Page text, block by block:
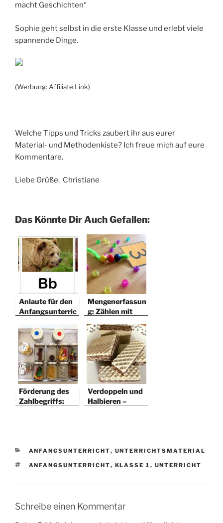
macht Geschichten“
Sophie geht selbst in die erste Klasse und erlebt viele
spannende Dinge.
(Werbung: Affiliate Link)
Welche Tipps und Tricks zaubert ihr aus eurer
Material- und Methodenkiste? Ich freue mich auf eure
Kommentare.
Liebe Grüße, Christiane
Das Könnte Dir Auch Gefallen:
Anlaute für den
Anfangsunterric
Mengenerfassun
g: Zählen mit
Förderung des
Zahlbegriffs:
Verdoppeln und
Halbieren –
KATEGORIEN
ANFANGSUNTERRICHT, UNTERRICHTSMATERIAL
SCHLAGWÖRTER
ANFANGSUNTERRICHT, KLASSE 1 , UNTERRICHT
Schreibe einen Kommentar